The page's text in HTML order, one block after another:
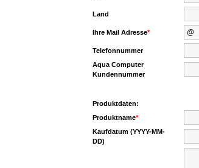
Land
Ihre Mail Adresse*
Telefonnummer
Aqua Computer
Kundennummer
Produktdaten:
Produktname*
Kaufdatum (YYYY-MM-
DD)